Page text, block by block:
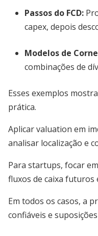
Passos do FCD:
capex, depois
Modelos de
combinações de
Esses exemplos
prática.
Aplicar valuation em
analisar localização e
Para startups, focar
fluxos de caixa futuros
Em todos os casos, a
confiáveis e